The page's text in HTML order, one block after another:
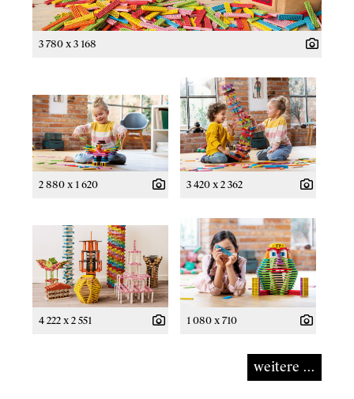
3 780 x 3 168
2 880 x 1 620 3 420 x 2 362
4 222 x 2 551 1 080 x 710
weitere ...